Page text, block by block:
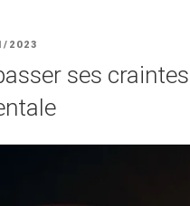
la
2023
ses